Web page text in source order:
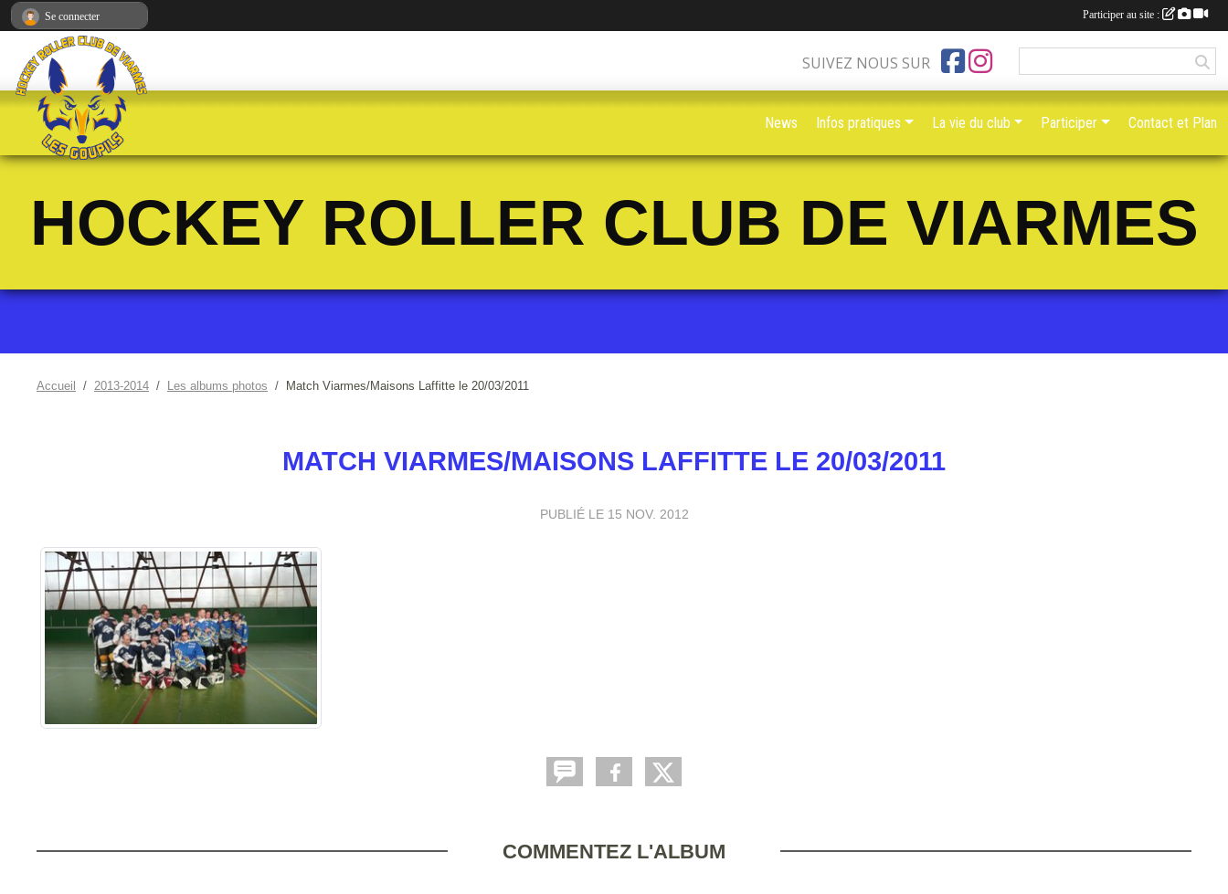
HOCKEY ROLLER CLUB DE VIARMES
Accueil 2013-2014 Les albums photos Match Viarmes/Maisons Laffitte le 20/03/2011
MATCH VIARMES/MAISONS LAFFITTE LE 20/03/2011
PUBLIÉ LE 15 NOV. 2012
COMMENTEZ L'ALBUM
SUIVEZ NOUS SUR
News Infos pratiques La vie du club Participer Contact et Plan
Se connecter Participer au site :
Panneau de gestion des cookies